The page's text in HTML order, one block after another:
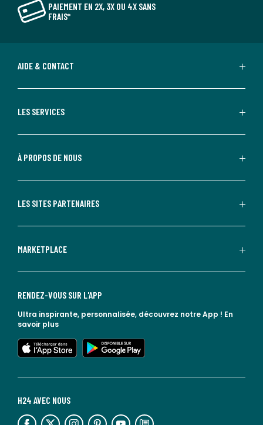
PAIEMENT EN 2X, 3X OU 4X SANS
FRAIS*
AIDE & CONTACT
LES SERVICES
À PROPOS DE NOUS
LES SITES PARTENAIRES
MARKETPLACE
H24 AVEC NOUS
lien vers l'espace réseaux sociaux lien vers l'espace réseaux sociaux lien vers l'espace réseaux sociaux lien vers l'espace réseaux sociaux lien vers l'espace réseaux sociaux lien vers le blog la redoute
RENDEZ-VOUS SUR L'APP
Ultra inspirante, personnalisée, découvrez notre App ! En
savoir plus
lien vers l'app store
lien vers google play